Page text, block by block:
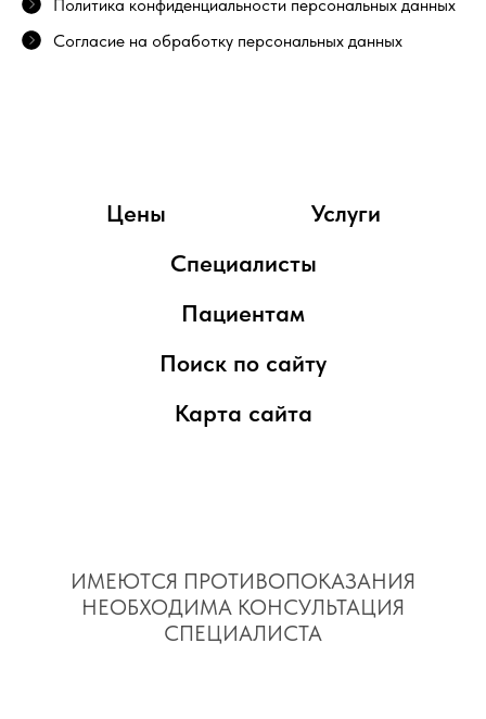
Политика конфиденциальности персональных данных
Согласие на обработку персональных данных
Цены
Услуги
Специалисты
Пациентам
Поиск по сайту
Карта сайта
ИМЕЮТСЯ ПРОТИВОПОКАЗАНИЯ
НЕОБХОДИМА КОНСУЛЬТАЦИЯ
СПЕЦИАЛИСТА